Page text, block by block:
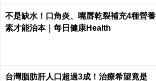
不是缺水！口角炎、嘴唇乾裂補充4種營養
素才能治本｜每日健康Health
台灣脂肪肝人口超過3成！治療希望竟是